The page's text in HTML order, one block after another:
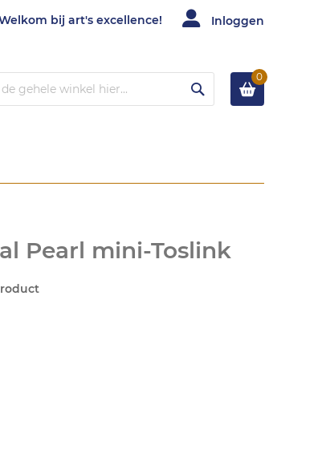
bij art's excellence! Inloggen
0
Pearl mini-Toslink